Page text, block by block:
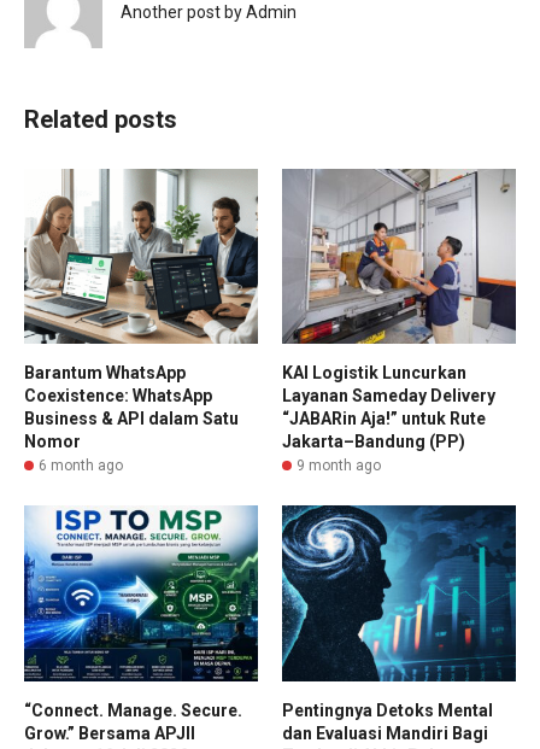
Another post by Admin
Related posts
Barantum WhatsApp
Coexistence: WhatsApp
Business & API dalam Satu
Nomor
6 month ago
KAI Logistik Luncurkan
Layanan Sameday Delivery
“JABARin Aja!” untuk Rute
Jakarta–Bandung (PP)
9 month ago
“Connect. Manage. Secure.
Grow.” Bersama APJII
Pentingnya Detoks Mental
dan Evaluasi Mandiri Bagi